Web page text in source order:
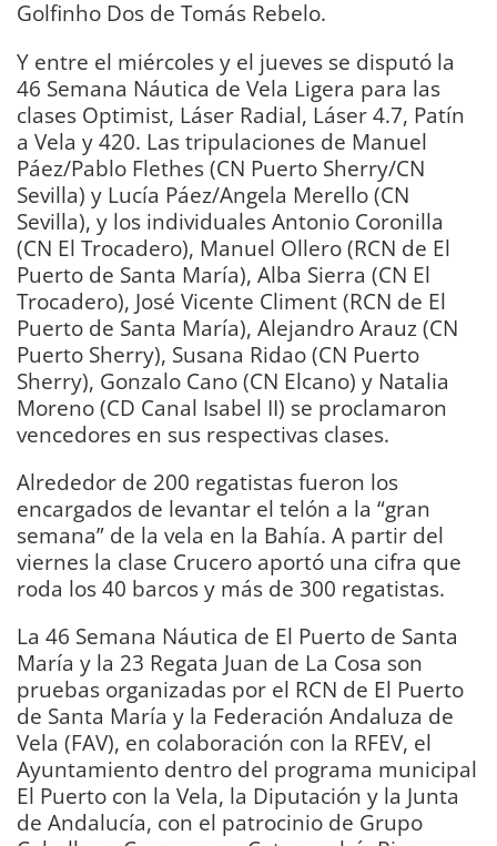
Golfinho Dos de Tomás Rebelo.
Y entre el miércoles y el jueves se disputó la
46 Semana Náutica de Vela Ligera para las
clases Optimist, Láser Radial, Láser 4.7, Patín
a Vela y 420. Las tripulaciones de Manuel
Páez/Pablo Flethes (CN Puerto Sherry/CN
Sevilla) y Lucía Páez/Angela Merello (CN
Sevilla), y los individuales Antonio Coronilla
(CN El Trocadero), Manuel Ollero (RCN de El
Puerto de Santa María), Alba Sierra (CN El
Trocadero), José Vicente Climent (RCN de El
Puerto de Santa María), Alejandro Arauz (CN
Puerto Sherry), Susana Ridao (CN Puerto
Sherry), Gonzalo Cano (CN Elcano) y Natalia
Moreno (CD Canal Isabel II) se proclamaron
vencedores en sus respectivas clases.
Alrededor de 200 regatistas fueron los
encargados de levantar el telón a la “gran
semana” de la vela en la Bahía. A partir del
viernes la clase Crucero aportó una cifra que
roda los 40 barcos y más de 300 regatistas.
La 46 Semana Náutica de El Puerto de Santa
María y la 23 Regata Juan de La Cosa son
pruebas organizadas por el RCN de El Puerto
de Santa María y la Federación Andaluza de
Vela (FAV), en colaboración con la RFEV, el
Ayuntamiento dentro del programa municipal
El Puerto con la Vela, la Diputación y la Junta
de Andalucía, con el patrocinio de Grupo